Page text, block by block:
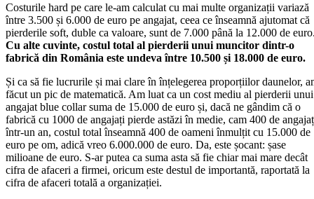
Costurile hard pe care le-am calculat cu mai multe organizații variază
între 3.500 și 6.000 de euro pe angajat, ceea ce înseamnă ajutomat că
pierderile soft, duble ca valoare, sunt de 7.000 până la 12.000 de
Cu alte cuvinte, costul total al pierderii unui muncitor dintr-o
fabrică din România este undeva între 10.500 și 18.000 de euro.
Și ca să fie lucrurile și mai clare în înțelegerea proporțiilor daunelor,
făcut un pic de matematică. Am luat ca un cost mediu al pierderii unui
angajat blue collar suma de 15.000 de euro și, dacă ne gândim că o
fabrică cu 1000 de angajați pierde astăzi în medie, cam 400 de
într-un an, costul total înseamnă 400 de oameni înmulțit cu 15.000 de
euro pe om, adică vreo 6.000.000 de euro. Da, este șocant: șase
milioane de euro. S-ar putea ca suma asta să fie chiar mai mare decât
cifra de afaceri a firmei, oricum este destul de importantă, raportată la
cifra de afaceri totală a organizației.